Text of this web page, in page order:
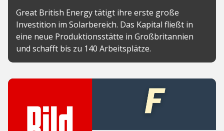
Great British Energy tätigt ihre erste große
Investition im Solarbereich. Das Kapital fließt in
eine neue Produktionsstätte in Großbritannien
und schafft bis zu 140 Arbeitsplätze.